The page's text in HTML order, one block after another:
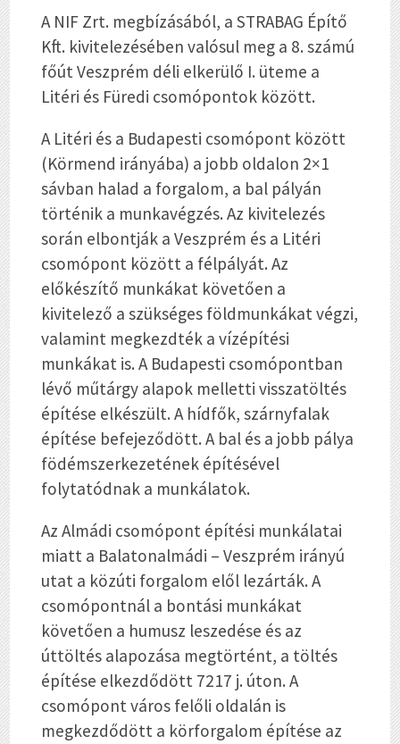
A NIF Zrt. megbízásából, a STRABAG Építő
Kft. kivitelezésében valósul meg a 8. számú
főút Veszprém déli elkerülő I. üteme a
Litéri és Füredi csomópontok között.
A Litéri és a Budapesti csomópont között
(Körmend irányába) a jobb oldalon 2×1
sávban halad a forgalom, a bal pályán
történik a munkavégzés. Az kivitelezés
során elbontják a Veszprém és a Litéri
csomópont között a félpályát. Az
előkészítő munkákat követően a
kivitelező a szükséges földmunkákat végzi,
valamint megkezdték a vízépítési
munkákat is. A Budapesti csomópontban
lévő műtárgy alapok melletti visszatöltés
építése elkészült. A hídfők, szárnyfalak
építése befejeződött. A bal és a jobb pálya
födémszerkezetének építésével
folytatódnak a munkálatok.
Az Almádi csomópont építési munkálatai
miatt a Balatonalmádi – Veszprém irányú
utat a közúti forgalom elől lezárták. A
csomópontnál a bontási munkákat
követően a humusz leszedése és az
úttöltés alapozása megtörtént, a töltés
építése elkezdődött 7217 j. úton. A
csomópont város felőli oldalán is
megkezdődött a körforgalom építése az